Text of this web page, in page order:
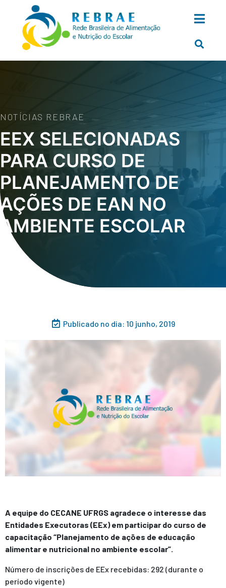
NOTÍCIAS REBRAE
EEX SELECIONADAS
PARA CURSO DE
PLANEJAMENTO DE
AÇÕES DE EAN NO
AMBIENTE ESCOLAR
Publicado no dia: 10 junho, 2019
A equipe do CECANE UFRGS agradece o interesse das
Entidades Executoras (EEx) em participar do curso de
capacitação “Planejamento de ações de educação
alimentar e nutricional no ambiente escolar”.
Número de inscrições de EEx recebidas: 292 (durante o
período vigente)